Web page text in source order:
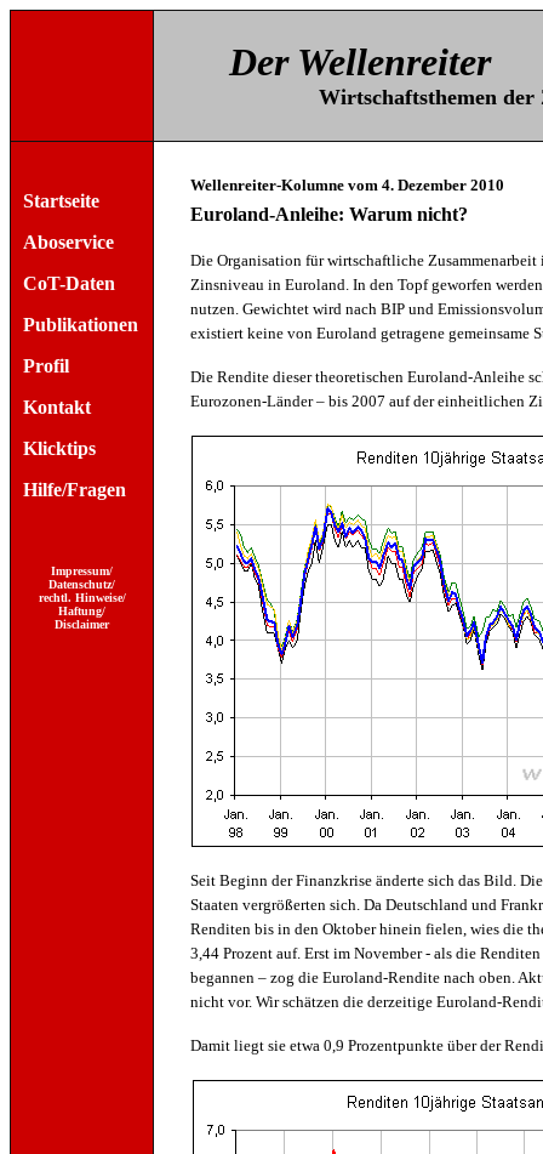
Der Wellenreiter
Wirtschaftsthemen der
Startseite
Aboservice
CoT-Daten
Publikationen
Profil
Kontakt
Klicktips
Hilfe/Fragen
Impressum/
Datenschutz/
rechtl. Hinweise/
Haftung/
Disclaimer
Wellenreiter-Kolumne vom 4. Dezember 2010
Euroland-Anleihe: Warum nicht?
Die Organisation für wirtschaftliche
Zinsniveau in Euroland. In den Topf geworfen
nutzen. Gewichtet wird nach BIP und
existiert keine von Euroland getragene gemeinsame
Die Rendite dieser theoretischen Euroland-Anleihe
Eurozonen-Länder – bis 2007 auf der einheitlichen
Seit Beginn der Finanzkrise änderte sich das Bild.
Staaten vergrößerten sich. Da Deutschland und
Renditen bis in den Oktober hinein fielen, wies die
3,44 Prozent auf. Erst im November - als die
begannen – zog die Euroland-Rendite nach oben.
nicht vor. Wir schätzen die derzeitige Euroland-
Damit liegt sie etwa 0,9 Prozentpunkte über der